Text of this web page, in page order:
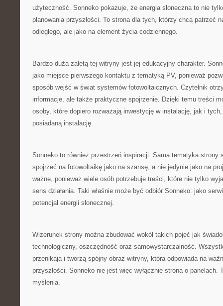
użyteczność. Sonneko pokazuje, że energia słoneczna to nie
planowania przyszłości. To strona dla tych, którzy chcą patrzeć
odległego, ale jako na element życia codziennego.
Bardzo dużą zaletą tej witryny jest jej edukacyjny charakter.
jako miejsce pierwszego kontaktu z tematyką PV, ponieważ
sposób wejść w świat systemów fotowoltaicznych. Czytelnik
informacje, ale także praktyczne spojrzenie. Dzięki temu treści
osoby, które dopiero rozważają inwestycję w instalację, jak i
posiadaną instalację.
Sonneko to również przestrzeń inspiracji. Sama tematyka strony
spojrzeć na fotowoltaikę jako na szansę, a nie jedynie jako na
ważne, ponieważ wiele osób potrzebuje treści, które nie tylko
sens działania. Taki właśnie może być odbiór Sonneko: jako
potencjał energii słonecznej.
Wizerunek strony można zbudować wokół takich pojęć jak
technologiczny, oszczędność oraz samowystarczalność.
przenikają i tworzą spójny obraz witryny, która odpowiada na
przyszłości. Sonneko nie jest więc wyłącznie stroną o panelach.
myślenia.